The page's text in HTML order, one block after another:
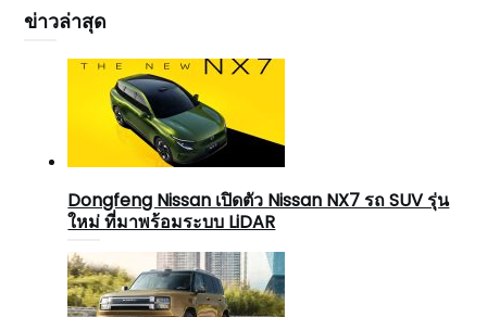
ข่าวล่าสุด
Dongfeng Nissan เปิดตัว Nissan NX7 รถ SUV รุ่น
ใหม่ ที่มาพร้อมระบบ LiDAR